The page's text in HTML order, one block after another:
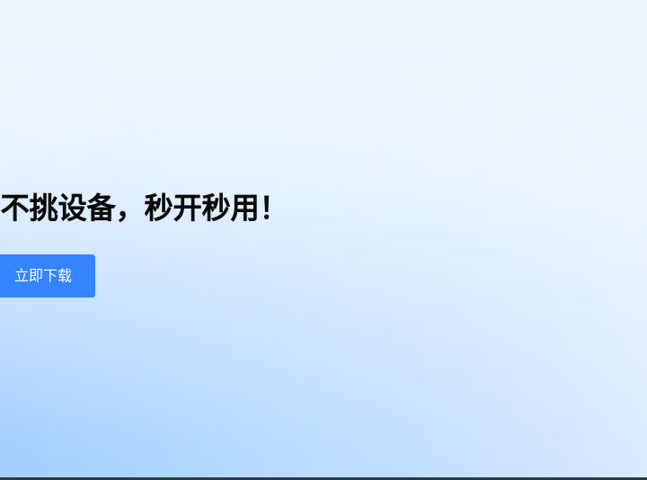
不挑设备，秒开秒用！
立即下载